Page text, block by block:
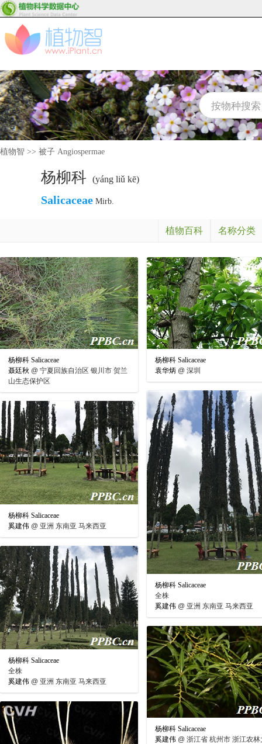
植物智 >> 被子 Angiospermae
杨柳科 (yáng liǔ kē)
Salicaceae Mirb.
植物百科 名称分类
杨柳科 Salicaceae
聂廷秋 @ 宁夏回族自治区 银川市 贺兰
山生态保护区
杨柳科 Salicaceae
袁华炳 @ 深圳
杨柳科 Salicaceae
全株
奚建伟 @ 亚洲 东南亚 马来西亚
杨柳科 Salicaceae
奚建伟 @ 亚洲 东南亚 马来西亚
杨柳科 Salicaceae
全株
奚建伟 @ 亚洲 东南亚 马来西亚
杨柳科 Salicaceae
奚建伟 @ 浙江省 杭州市 浙江农林